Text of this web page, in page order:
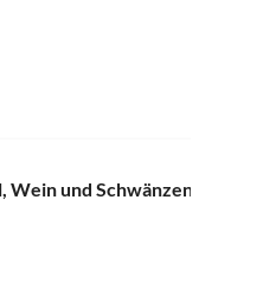
Wein und Schwänzen